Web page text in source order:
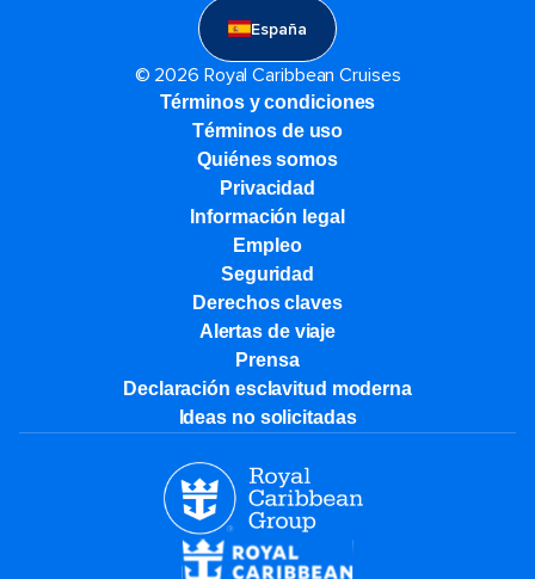
España
© 2026 Royal Caribbean Cruises
Términos y condiciones
Términos de uso
Quiénes somos
Privacidad
Información legal
Empleo
Seguridad
Derechos claves
Alertas de viaje
Prensa
Declaración esclavitud moderna
Ideas no solicitadas